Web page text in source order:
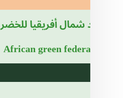
اتحاد شمال أفريقيا للخضر
African green federation